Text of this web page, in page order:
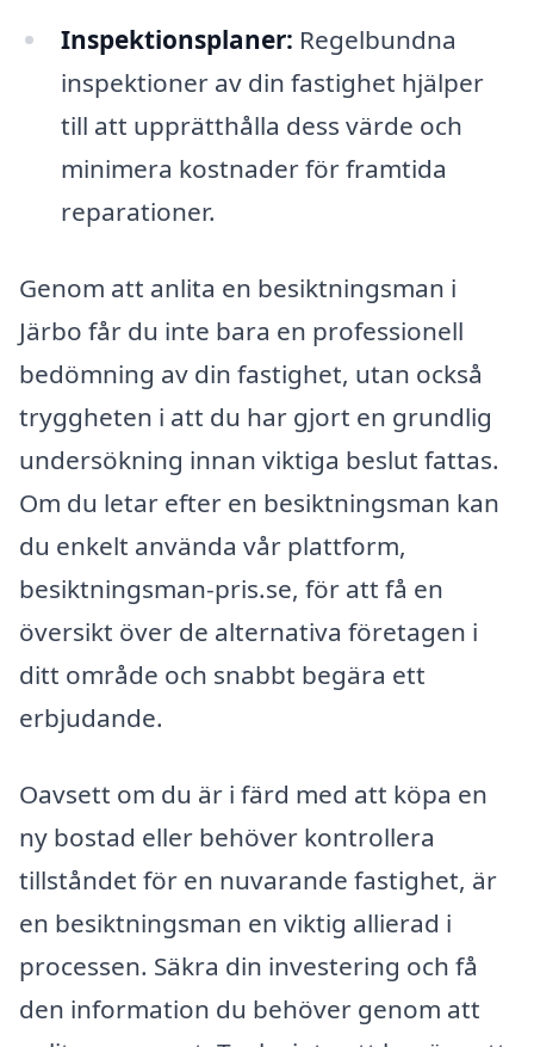
Inspektionsplaner: Regelbundna
inspektioner av din fastighet hjälper
till att upprätthålla dess värde och
minimera kostnader för framtida
reparationer.
Genom att anlita en besiktningsman i
Järbo får du inte bara en professionell
bedömning av din fastighet, utan också
tryggheten i att du har gjort en grundlig
undersökning innan viktiga beslut fattas.
Om du letar efter en besiktningsman kan
du enkelt använda vår plattform,
besiktningsman-pris.se, för att få en
översikt över de alternativa företagen i
ditt område och snabbt begära ett
erbjudande.
Oavsett om du är i färd med att köpa en
ny bostad eller behöver kontrollera
tillståndet för en nuvarande fastighet, är
en besiktningsman en viktig allierad i
processen. Säkra din investering och få
den information du behöver genom att